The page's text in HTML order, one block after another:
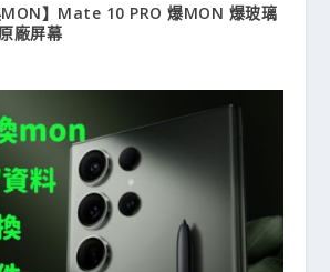
MON】Mate 10 PRO 爆MON 爆玻璃
廠屏幕